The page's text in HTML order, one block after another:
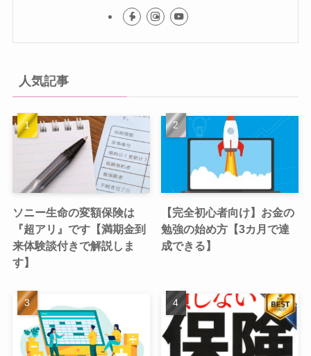
人気記事
ソニー生命の変額保険は
『超アリ』です【満期金到
来体験談付きで解説しま
す】
【完全初心者向け】お金の
勉強の始め方【3カ月で達
成できる】